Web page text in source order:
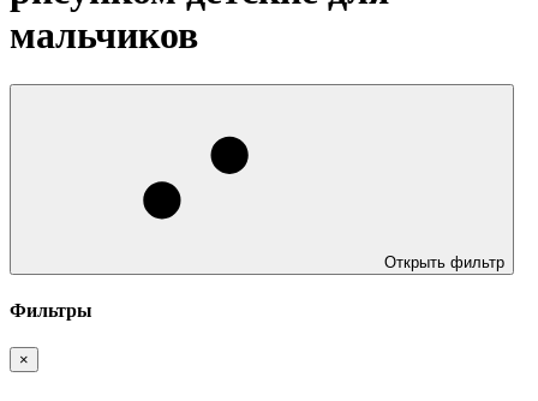
мальчиков
Открыть фильтр
Фильтры
×